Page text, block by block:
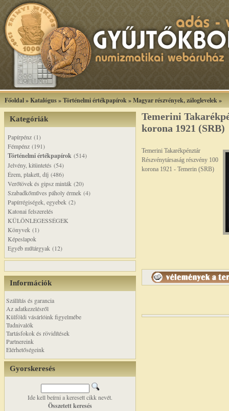
Főoldal»Katalógus»Történelmi értékpapírok»Magyar részvények, záloglevelek»
Kategóriák
Papírpénz (1)
Fémpénz (191)
Történelmi értékpapírok (514)
Jelvény, kitüntetés (54)
Érem, plakett, díj (486)
Verőtövek és gipsz minták (20)
Szabadkőműves páholy érmek (4)
Papírrégiségek, egyebek (2)
Katonai felszerelés
KÜLÖNLEGESSÉGEK
Könyvek (1)
Képeslapok
Egyéb műtárgyak (12)
Információk
Szállítás és garancia
Az adatkezelésről
Külföldi vásárlóink figyelmébe
Tudnivalók
Tartásfokok és rövidítések
Partnereink
Elérhetőségeink
Gyorskeresés
Ide kell beírni a keresett cikk nevét.
Összetett keresés
Temerini
korona 1921 (SRB)
Temerini Takarékpénztár
Részvénytársaság részvény 100
korona 1921 - Temerin (SRB)